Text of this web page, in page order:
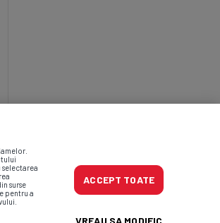
surse
pentru a
ACCEPT TOATE
VREAU SA MODIFIC